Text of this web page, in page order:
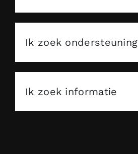
Ik zoek ondersteuning
Ik zoek informatie